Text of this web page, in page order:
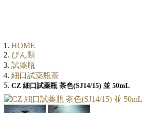
HOME
びん類
試薬瓶
細口試薬瓶茶
CZ 細口試薬瓶 茶色(SJ14/15) 並 50mL